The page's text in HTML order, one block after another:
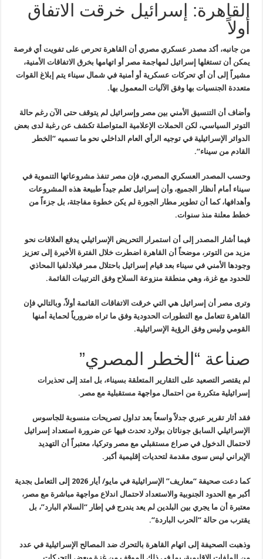
القاهرة: إسرائيل خرقت الاتفاق
أولاً
من جانبه، أكد مصدر عسكري مصري أن القاهرة تحرص على تفويت أي فرصة
يمكن أن تستغلها إسرائيل لمهاجمة مصر أو اتهامها بخرق الاتفاقات الأمنية،
مشيراً
إلى أن أي تحركات عسكرية أو أمنية في شمال سيناء يتم إبلاغ القوات
متعددة الجنسيات بها وفق الآليات المعمول بها.
وأضاف أن التنسيق الأمني بين مصر وإسرائيل لم يتوقف حتى الآن رغم حالة
التوتر السياسي، لكن الحملات الإعلامية المتواصلة تكشف عن رغبة لدى بعض
الدوائر الإسرائيلية في توجيه الرأي العام الداخلي نحو ما تسميه “الخطر
القادم من سيناء“.
وحسب المصدر العسكري المصري، فإن مصر تنفذ مشروعاتها التنموية في
سيناء أمام أنظار الجميع، وأن إسرائيل تعلم جيداً طبيعة هذه المشروعات
وأهدافها، كما أن تطوير مطار الجورة لم يكن خطوة مفاجئة، بل جزءاً من
خطط معلنة منذ سنوات.
فيما أشار المصدر إلى أن استمرار التحريض الإسرائيلي يدفع العلاقات نحو
مزيد من التوتر، موضحاً أن القاهرة اضطرت خلال الفترة الأخيرة إلى تعزيز
وجودها الأمني في سيناء بعد قيام إسرائيل باحتلال ممر فيلادلفيا المحاذي
للحدود مع غزة، وهي منطقة منزوعة السلاح وفق الترتيبات القائمة.
وترى مصر أن إسرائيل هي التي خرقت الاتفاقات القائمة أولاً، وبالتالي فإن
القاهرة تتعامل مع التطورات الحدودية وفق ما تراه ضرورياً لحماية أمنها
القومي وليس وفق الرؤية الإسرائيلية.
صناعة “الخطر المصري”
لم يقتصر التصعيد على التقارير المتعلقة بسيناء، بل امتد إلى تحذيرات
إسرائيلية متكررة من احتمال مواجهة مستقبلية مع مصر .
فقد أثار تقرير عبري جدلاً واسعاً بعد تداول تصريحات منسوبة للجاسوس
الإسرائيلي السابق جوناثان بولارد تحدث فيها عن ضرورة استعداد إسرائيل
لاحتمال الدخول في صراع مستقبلي مع مصر وتركيا، معتبراً أن التهديد
الإيراني ليس سوى مقدمة لتحديات إقليمية أكبر .
كما دعت صحيفة “معاريف” الإسرائيلية في مايو/ أيار 2026 إلى التعامل
بجدية
أكبر مع الحدود الجنوبية والاستعداد لاحتمال اندلاع مواجهة مباشرة مع مصر،
معتبرة أن ما يجري بين البلدين لم يعد يندرج في إطار “السلام البارد”، بل
يقترب من حالة “الحرب الباردة“.
وذهبت الصحيفة إلى اتهام القاهرة بالتحرك ضد المصالح الإسرائيلية في عدد